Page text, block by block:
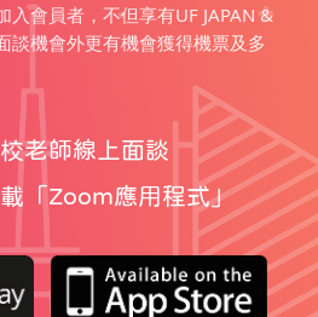
入會員者，不但享有UF JAPAN &
談機會外更有機會獲得機票及多
老師線上面談
「Zoom應用程式」